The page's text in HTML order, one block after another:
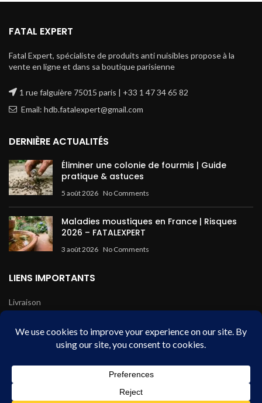
FATAL EXPERT
Fatal Expert, spécialiste de produits anti nuisibles propose à la
vente en ligne et dans sa boutique parisienne
1 rue falguière 75015 paris | +33 1 47 34 65 82
Email: hdb.fatalexpert@gmail.com
DERNIÈRE ACTUALITÉS
Éliminer une colonie de fourmis | Guide
pratique & astuces
5 août 2026 No Comments
Maladies moustiques en France | Risques
2026 – FATALEXPERT
3 août 2026 No Comments
LIENS IMPORTANTS
Livraison
Conditions de vente